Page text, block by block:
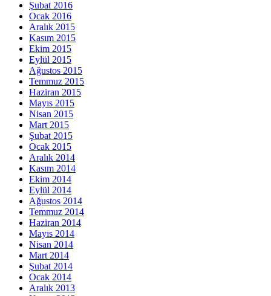
Şubat 2016
Ocak 2016
Aralık 2015
Kasım 2015
Ekim 2015
Eylül 2015
Ağustos 2015
Temmuz 2015
Haziran 2015
Mayıs 2015
Nisan 2015
Mart 2015
Şubat 2015
Ocak 2015
Aralık 2014
Kasım 2014
Ekim 2014
Eylül 2014
Ağustos 2014
Temmuz 2014
Haziran 2014
Mayıs 2014
Nisan 2014
Mart 2014
Şubat 2014
Ocak 2014
Aralık 2013